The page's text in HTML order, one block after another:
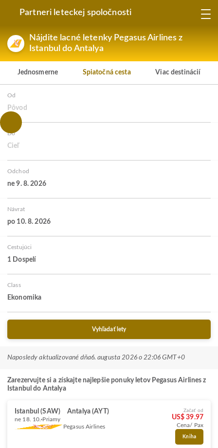
Partneri leteckej spoločnosti
Nájdite lacné letenky Pegasus Airlines z
Istanbul do Antalya
Jednosmerne Spiatočná cesta Viac destinácií
Od
Pôvod
Do
Cieľ
Odchod
ne 9. 8. 2026
Návrat
po 10. 8. 2026
Cestujúci
1 Dospelí
Class
Ekonomika
Vyhľadať lety
Naposledy aktualizované dňa6. augusta 2026 o 22:06 GMT+0
Zarezervujte si a získajte najlepšie ponuky letov Pegasus Airlines z
Istanbul do Antalya
Istanbul (SAW) Antalya (AYT)
ne 18. 10. Priamy
Pegasus Airlines
Začať od
US$ 39.97
Cena/ Pax
Kniha